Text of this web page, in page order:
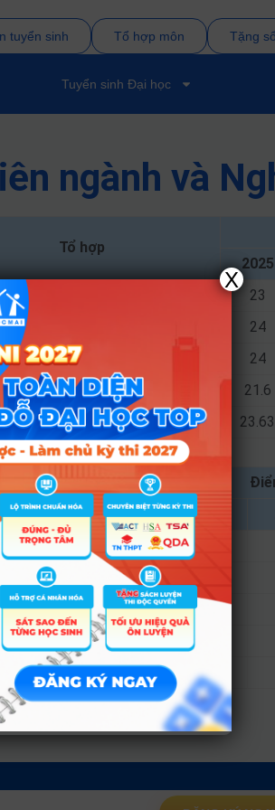
tuyển sinh Tổ hợp môn Tặng
Tuyển sinh Đại học
ngành và
Tổ hợp
2025
23
D01; D03; D04; D09; D10 24
D01; D03; D04; D09; D10 24
D01; D03; D04 21.6
D01; D03; D04 23.63
Tổ hợp
2025
X